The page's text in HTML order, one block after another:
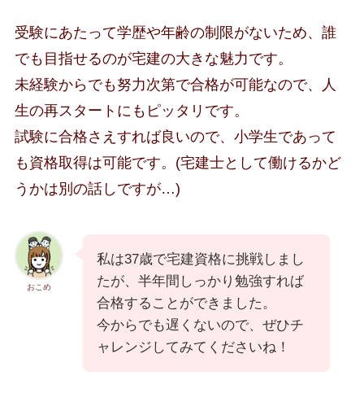
受験にあたって学歴や年齢の制限がないため、誰
でも目指せるのが宅建の大きな魅力です。
未経験からでも努力次第で合格が可能なので、人
生の再スタートにもピッタリです。
試験に合格さえすれば良いので、小学生であって
も資格取得は可能です。(宅建士として働けるかど
うかは別の話しですが…)
おこめ
私は37歳で宅建資格に挑戦しまし
たが、半年間しっかり勉強すれば
合格することができました。
今からでも遅くないので、ぜひチ
ャレンジしてみてくださいね！